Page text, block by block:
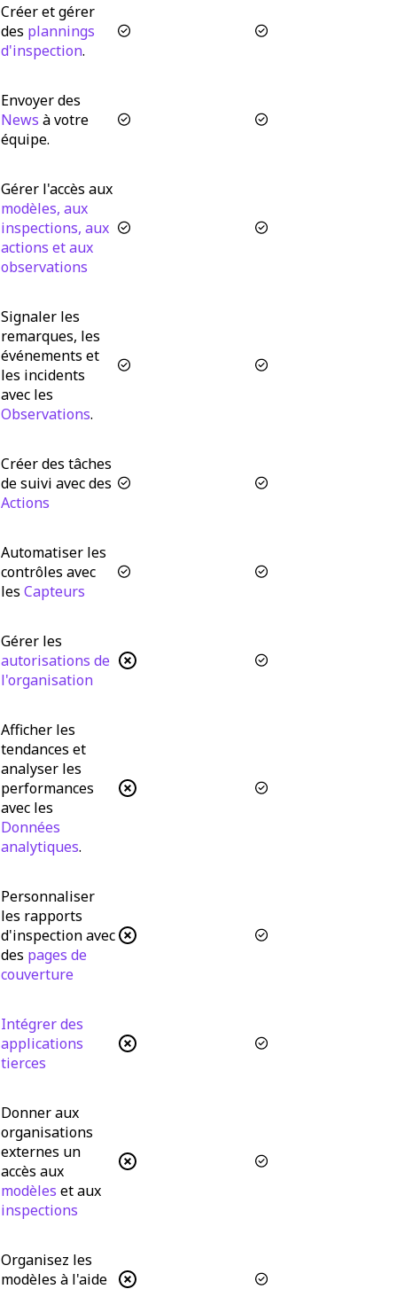
Créer et gérer
des plannings
d'inspection.
Envoyer des
News à votre
équipe.
Gérer l'accès aux
modèles, aux
inspections, aux
actions et aux
observations
Signaler les
remarques, les
événements et
les incidents
avec les
Observations.
Créer des tâches
de suivi avec des
Actions
Automatiser les
contrôles avec
les Capteurs
Gérer les
autorisations de
l'organisation
Afficher les
tendances et
analyser les
performances
avec les
Données
analytiques.
Personnaliser
les rapports
d'inspection avec
des pages de
couverture
Intégrer des
applications
tierces
Donner aux
organisations
externes un
accès aux
modèles et aux
inspections
Organisez les
modèles à l'aide